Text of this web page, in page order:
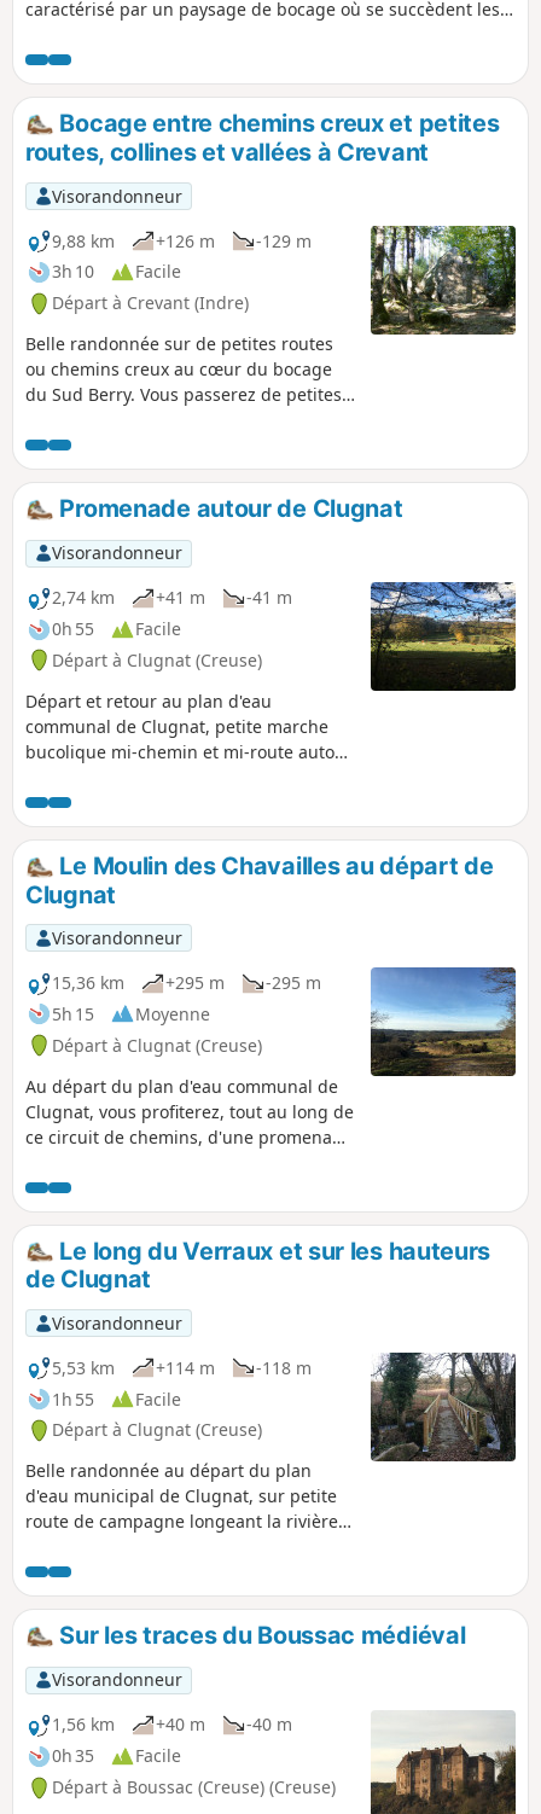
caractérisé par un paysage de bocage où se succèdent les
Bocage entre chemins creux et petites
routes, collines et vallées à Crevant
Visorandonneur
9,88 km
+126 m
-129 m
3h 10
Facile
Départ à Crevant (Indre)
Belle randonnée sur de petites routes
ou chemins creux au cœur du bocage
du Sud Berry. Vous passerez de petites
vues dégagées sur la campagne
alentour.
Promenade autour de Clugnat
Visorandonneur
2,74 km
+41 m
-41 m
0h 55
Facile
Départ à Clugnat (Creuse)
Départ et retour au plan d'eau
communal de Clugnat, petite marche
bucolique mi-chemin et mi-route autour
Le Moulin des Chavailles au départ de
Clugnat
Visorandonneur
15,36 km
+295 m
-295 m
5h 15
Moyenne
Départ à Clugnat (Creuse)
Au départ du plan d'eau communal de
Clugnat, vous profiterez, tout au long de
ce circuit de chemins, d'une promenade
le bruit de la nature, de l'eau et vous
pourrez observer de charmantes
bâtisses creusoises en granite
accompagnées d'anciens moulins. Vous
pourrez également profiter d'un beau
point de vue sur les hauteurs.
Randonnée pouvant être écourtée en
allant directement du (8) au (15).
Le long du Verraux et sur les hauteurs
de Clugnat
Visorandonneur
5,53 km
+114 m
-118 m
1h 55
Facile
Départ à Clugnat (Creuse)
Belle randonnée au départ du plan
d'eau municipal de Clugnat, sur petite
route de campagne longeant la rivière
majestueux. À Poussange (420 m
d'altitude) joli point de vue sur la
campagne environnante et sur Clugnat.
La marche se situe sur chemin à travers
les champs et en sous-bois. Retour avec
passage sur pont de bois enjambant la
rivière.
Sur les traces du Boussac médiéval
Visorandonneur
1,56 km
+40 m
-40 m
0h 35
Facile
Départ à Boussac (Creuse) (Creuse)